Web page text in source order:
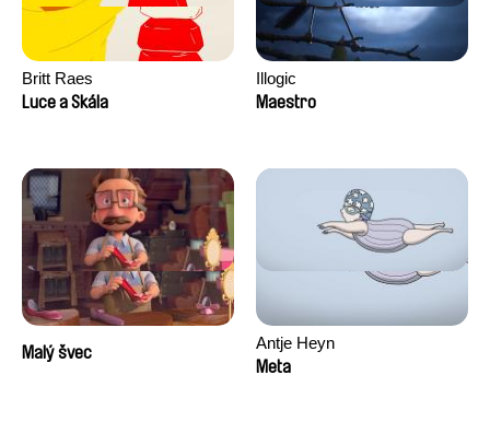
Britt Raes
Luce a Skála
Illogic
Maestro
Malý švec
Antje Heyn
Meta